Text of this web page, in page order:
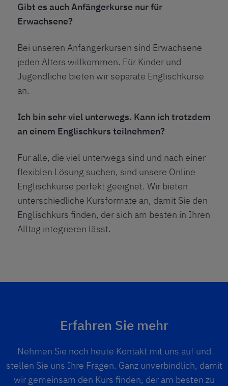
Gibt es auch Anfängerkurse nur für
Erwachsene?
Bei unseren Anfängerkursen sind Erwachsene
jeden Alters willkommen. Für Kinder und
Jugendliche bieten wir separate Englischkurse
an.
Ich bin sehr viel unterwegs. Kann ich trotzdem
an einem Englischkurs teilnehmen?
Für alle, die viel unterwegs sind und nach einer
flexiblen Lösung suchen, sind unsere Online
Englischkurse perfekt geeignet. Wir bieten
unterschiedliche Kursformate an, damit Sie den
Englischkurs finden, der sich am besten in Ihren
Alltag integrieren lässt.
Erfahren Sie mehr
Nehmen Sie noch heute Kontakt mit uns auf und
stellen Sie uns Ihre Fragen. Ganz unverbindlich, damit
wir gemeinsam den Kurs finden, der am besten zu